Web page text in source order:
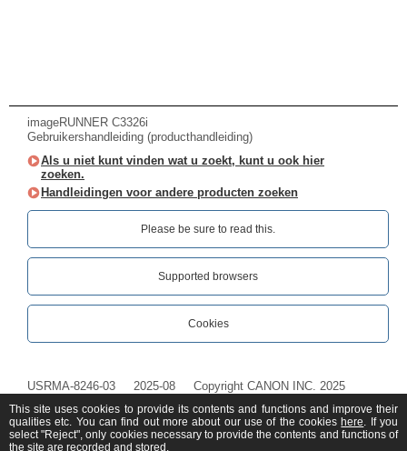
imageRUNNER C3326i
Gebruikershandleiding (producthandleiding)
Als u niet kunt vinden wat u zoekt, kunt u ook hier
zoeken.
Handleidingen voor andere producten zoeken
Please be sure to read this.‎
Supported browsers
Cookies
USRMA-8246-03 2025-08 Copyright CANON INC. 2025
This site uses cookies to provide its contents and functions and improve their
qualities etc. You can find out more about our use of the cookies here. If you
select "Reject", only cookies necessary to provide the contents and functions of
the site are recorded and stored.